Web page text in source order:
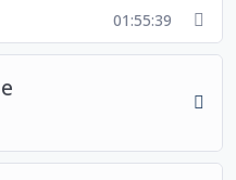
Nacional de
y de Administración
(SUNAT). Docente
en la Universidad
privadas en
01:55:39